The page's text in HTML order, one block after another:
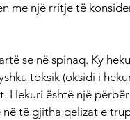
me një rritje të
se në spinaq. Ky
toksik (oksidi i
Hekuri është një
të gjitha qelizat e